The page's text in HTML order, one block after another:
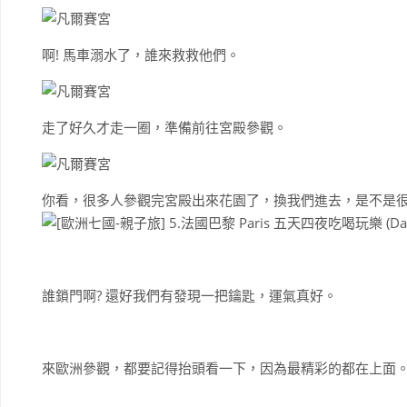
啊! 馬車溺水了，誰來救救他們。
走了好久才走一圈，準備前往宮殿參觀。
你看，很多人參觀完宮殿出來花園了，換我們進去，是不是
誰鎖門啊? 還好我們有發現一把鑰匙，運氣真好。
來歐洲參觀，都要記得抬頭看一下，因為最精彩的都在上面。